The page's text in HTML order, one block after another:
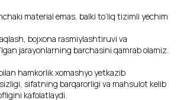
material emas, balki to‘liq tizimli yechim
bojxona rasmiylashtiruvi va
jarayonlarning barchasini qamrab olamiz.
hamkorlik xomashyo yetkazib
sifatning barqarorligi va mahsulot kelib
kafolatlaydi.